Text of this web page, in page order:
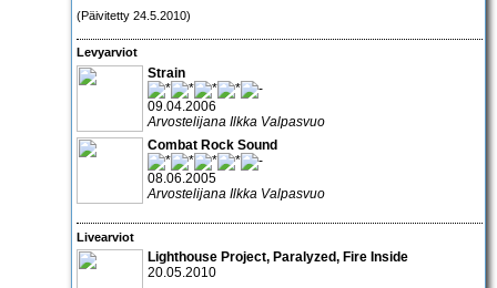
(Päivitetty 24.5.2010)
Levyarviot
Strain
09.04.2006
Arvostelijana Ilkka Valpasvuo
Combat Rock Sound
08.06.2005
Arvostelijana Ilkka Valpasvuo
Livearviot
Lighthouse Project, Paralyzed, Fire Inside
20.05.2010